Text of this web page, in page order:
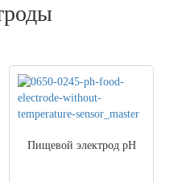
Пищевой электрод pH